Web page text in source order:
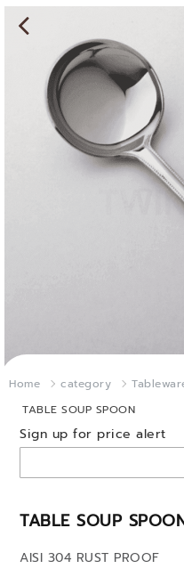
Home category
TABLE SOUP SPOON
TABLE SOUP
AISI 304 RUST PROOF
Sign up for price alert